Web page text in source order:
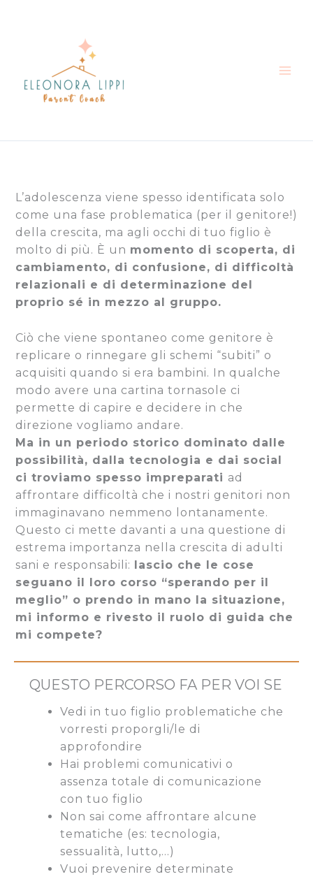
L’adolescenza viene spesso identificata solo
come una fase problematica (per il genitore!)
della crescita, ma agli occhi di tuo figlio è
molto di più. È un momento di scoperta, di
cambiamento, di confusione, di difficoltà
relazionali e di determinazione del
proprio sé in mezzo al gruppo.
Ciò che viene spontaneo come genitore è
replicare o rinnegare gli schemi “subiti” o
acquisiti quando si era bambini. In qualche
modo avere una cartina tornasole ci
permette di capire e decidere in che
direzione vogliamo andare.
Ma in un periodo storico dominato dalle
possibilità, dalla tecnologia e dai social
ci troviamo spesso impreparati ad
affrontare difficoltà che i nostri genitori non
immaginavano nemmeno lontanamente.
Questo ci mette davanti a una questione di
estrema importanza nella crescita di adulti
sani e responsabili: lascio che le cose
seguano il loro corso “sperando per il
meglio” o prendo in mano la situazione,
mi informo e rivesto il ruolo di guida che
mi compete?
QUESTO PERCORSO FA PER VOI SE
Vedi in tuo figlio problematiche che
vorresti proporgli/le di
approfondire
Hai problemi comunicativi o
assenza totale di comunicazione
con tuo figlio
Non sai come affrontare alcune
tematiche (es: tecnologia,
sessualità, lutto,…)
Vuoi prevenire determinate